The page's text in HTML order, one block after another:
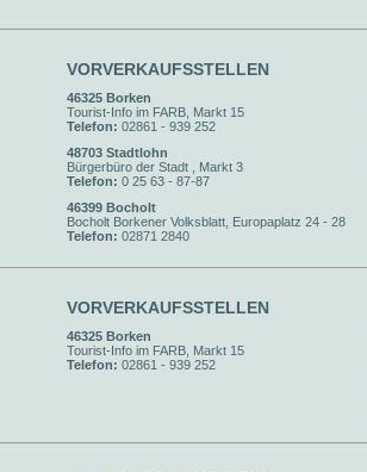
VORVERKAUFSSTELLEN
46325 Borken
Tourist-Info im FARB, Markt 15
Telefon: 02861 - 939 252
48703 Stadtlohn
Bürgerbüro der Stadt , Markt 3
Telefon: 0 25 63 - 87-87
46399 Bocholt
Bocholt Borkener Volksblatt, Europaplatz 24 - 28
Telefon: 02871 2840
VORVERKAUFSSTELLEN
46325 Borken
Tourist-Info im FARB, Markt 15
Telefon: 02861 - 939 252